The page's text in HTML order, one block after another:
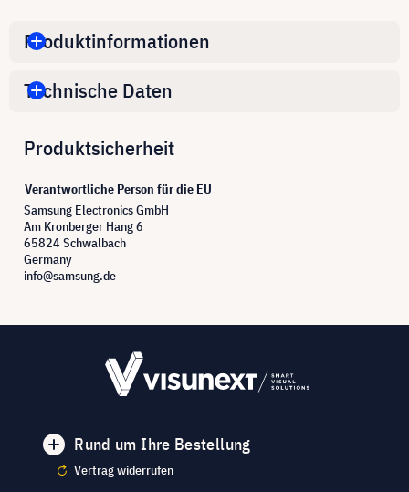
Produktinformationen
Technische Daten
Produktsicherheit
Verantwortliche Person für die EU
Samsung Electronics GmbH
Am Kronberger Hang 6
65824 Schwalbach
Germany
info@samsung.de
Rund um Ihre Bestellung
Vertrag widerrufen